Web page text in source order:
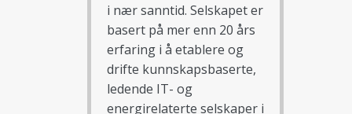
i nær sanntid. Selskapet er
basert på mer enn 20 års
erfaring i å etablere og
drifte kunnskapsbaserte,
ledende IT- og
energirelaterte selskaper i